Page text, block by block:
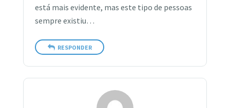
está mais evidente, mas este tipo de pessoas
sempre existiu…
RESPONDER